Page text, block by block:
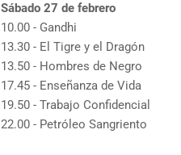
Sábado 27 de febrero
10.00 - Gandhi
13.30 - El Tigre y el Dragón
13.50 - Hombres de Negro
17.45 - Enseñanza de Vida
19.50 - Trabajo Confidencial
22.00 - Petróleo Sangriento